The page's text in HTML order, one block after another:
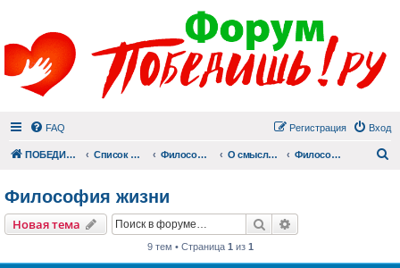
FAQ Вход
Регистрация
ПОБЕДИШЬ.РУ Список форумов Философский раздел О смысле смерти и смысле жизни Философия жизни
Философия жизни
Новая тема Поиск
9 тем • Страница 1 из 1